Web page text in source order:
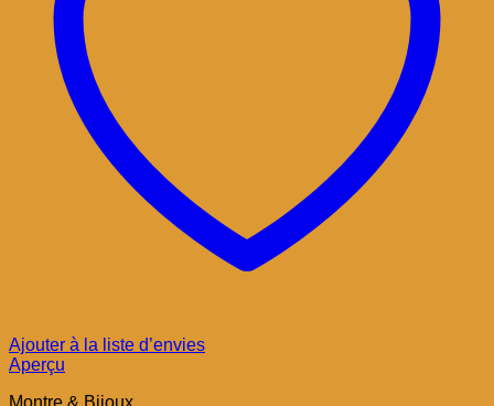
Ajouter à la liste d’envies
Aperçu
Montre & Bijoux